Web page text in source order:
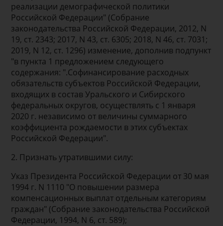
реализации демографической политики
Российской Федерации" (Собрание
законодательства Российской Федерации, 2012, N
19, ст. 2343; 2017, N 43, ст. 6305; 2018, N 46, ст. 7031;
2019, N 12, ст. 1296) изменение, дополнив подпункт
"в пункта 1 предложением следующего
содержания: ".Софинансирование расходных
обязательств субъектов Российской Федерации,
входящих в состав Уральского и Сибирского
федеральных округов, осуществлять с 1 января
2020 г. независимо от величины суммарного
коэффициента рождаемости в этих субъектах
Российской Федерации".
2. Признать утратившими силу:
Указ Президента Российской Федерации от 30 мая
1994 г. N 1110 "О повышении размера
компенсационных выплат отдельным категориям
граждан" (Собрание законодательства Российской
Федерации, 1994, N 6, ст. 589);